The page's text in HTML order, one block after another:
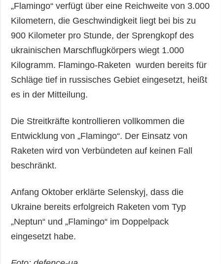
„Flamingo“ verfügt über eine Reichweite von 3.000
Kilometern, die Geschwindigkeit liegt bei bis zu
900 Kilometer pro Stunde, der Sprengkopf des
ukrainischen Marschflugkörpers wiegt 1.000
Kilogramm. Flamingo-Raketen wurden bereits für
Schläge tief in russisches Gebiet eingesetzt, heißt
es in der Mitteilung.
Die Streitkräfte kontrollieren vollkommen die
Entwicklung von „Flamingo“. Der Einsatz von
Raketen wird von Verbündeten auf keinen Fall
beschränkt.
Anfang Oktober erklärte Selenskyj, dass die
Ukraine bereits erfolgreich Raketen vom Typ
„Neptun“ und „Flamingo“ im Doppelpack
eingesetzt habe.